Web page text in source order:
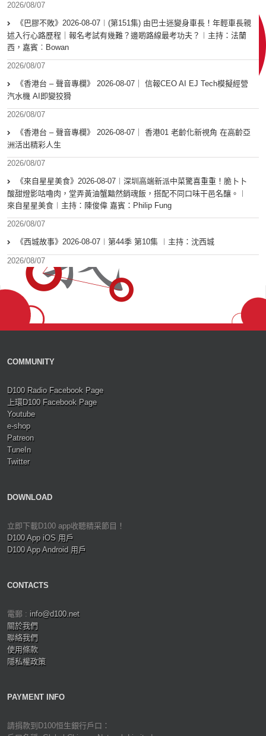
2026/08/07
《巴膠不敗》2026-08-07︱(第151集) 由巴士迷變身車長！年輕車長親
述入行心路歷程｜報名考試有幾難？邊啲路線最考功夫？︱主持：法蘭
西，嘉賓︰Bowan
2026/08/07
《香港台 – 聲音專欄》 2026-08-07｜ 信報CEO AI EJ Tech模擬經營
汽水機 AI即變狡猾
2026/08/07
《香港台 – 聲音專欄》 2026-08-07｜ 香港01 老齡化新視角 在高齡亞
洲活出精彩人生
2026/08/07
《來自星星美食》2026-08-07︱深圳高端新派中菜驚喜重重！脆卜卜
酸甜燈影咕嚕肉，堂弄黃油蟹黯然銷魂飯，搭配不同口味干邑名釀。︱
來自星星美食︱主持：陳俊偉 嘉賓：Philip Fung
2026/08/07
《西城故事》2026-08-07︱第44季 第10集 ︱主持：沈西城
2026/08/07
COMMUNITY
D100 Radio Facebook Page
上環D100 Facebook Page
Youtube
e-shop
Patreon
TuneIn
Twitter
DOWNLOAD
立即下載D100 app收聽精采節目！
D100 App iOS 用戶
D100 App Android 用戶
CONTACTS
電郵 : info@d100.net
關於我們
聯絡我們
使用條款
隱私權政策
PAYMENT INFO
請捐款到D100恒生銀行戶口：